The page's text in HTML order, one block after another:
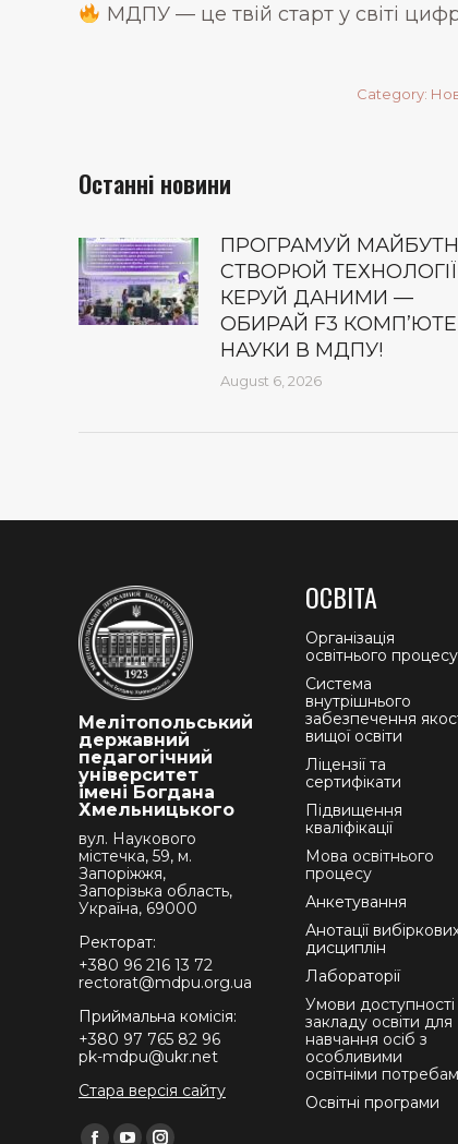
МДПУ — це твій старт у світі
Category:
Останні новини
ПРОГРАМУЙ
СТВОРЮЙ
КЕРУЙ ДАНИМИ —
ОБИРАЙ F3
НАУКИ В МДПУ!
August 6, 2026
Мелітопольський
державний
педагогічний
університет
імені Богдана
Хмельницького
вул. Наукового
містечка, 59, м.
Запоріжжя,
Запорізька область,
Україна, 69000
Ректорат:
+380 96 216 13 72
rectorat@mdpu.org.ua
Приймальна комісія:
+380 97 765 82 96
pk-mdpu@ukr.net
Стара версія сайту
Find us on:
ОСВІТА
Організація
освітнього процесу
Система
внутрішнього
забезпечення
вищої освіти
Ліцензії та
сертифікати
Підвищення
кваліфікації
Мова освітнього
процесу
Анкетування
Анотації
дисциплін
Лабораторії
Умови доступності
закладу освіти для
навчання осіб з
особливими
освітніми
Освітні програми